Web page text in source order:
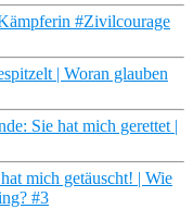
#Zivilcourage
| Woran glauben
Sie hat mich gerettet |
mich getäuscht! | Wie
#3